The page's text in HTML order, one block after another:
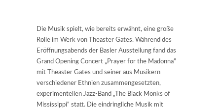
Die Musik spielt, wie bereits erwähnt, eine große
Rolle im Werk von Theaster Gates. Während des
Eröffnungsabends der Basler Ausstellung fand das
Grand Opening Concert „Prayer for the Madonna“
mit Theaster Gates und seiner aus Musikern
verschiedener Ethnien zusammengesetzten,
experimentellen Jazz-Band „The Black Monks of
Mississippi“ statt. Die eindringliche Musik mit